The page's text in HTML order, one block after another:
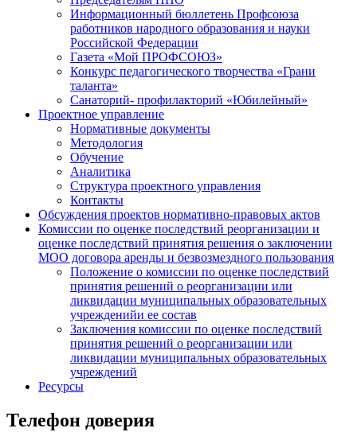
Информационный бюллетень Профсоюза
работников народного образования и науки
Российской Федерации
Газета «Мой ПРОФСОЮЗ»
Конкурс педагогического творчества «Грани
таланта»
Санаторий- профилакторий «Юбилейный»
Проектное управление
Нормативные документы
Методология
Обучение
Аналитика
Структура проектного управления
Контакты
Обсуждения проектов нормативно-правовых актов
Комиссии по оценке последствий реорганизации и
оценке последствий принятия решения о заключении
МОО договора аренды и безвозмездного пользования
Положение о комиссии по оценке последствий
принятия решений о реорганизации или
ликвидации муниципальных образовательных
учрежденийи ее состав
Заключения комиссии по оценке последствий
принятия решений о реорганизации или
ликвидации муниципальных образовательных
учреждений
Ресурсы
Телефон доверия